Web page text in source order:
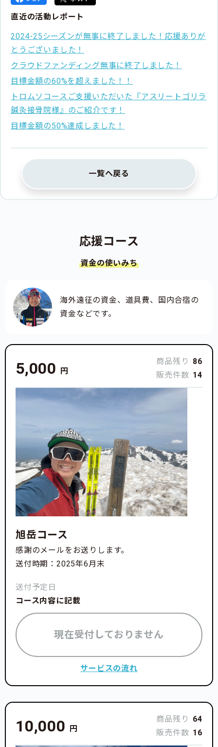
直近の活動レポート
2024-25シーズンが無事に終了しました！応援ありが
とうございました！
クラウドファンディング無事に終了しました！
目標金額の60%を超えました！！
トロムソコースご支援いただいた『アスリートゴリラ
鍼灸接骨院様』のご紹介です！
目標金額の50%達成しました！
一覧へ戻る
応援コース
資金の使いみち
海外遠征の資金、道具費、国内合宿の
資金などです。
5,000 円
商品残り
86
販売件数 14
旭岳コース
感謝のメールをお送りします。
送付時期：2025年6月末
送付予定日
コース内容に記載
現在受付しておりません
サービスの流れ
10,000 円
商品残り
64
販売件数 16